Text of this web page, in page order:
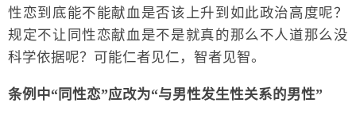
性恋到底能不能献血是否该上升到如此政治高度呢？
规定不让同性恋献血是不是就真的那么不人道那么没
科学依据呢？可能仁者见仁，智者见智。
条例中“同性恋”应改为“与男性发生性关系的男性”